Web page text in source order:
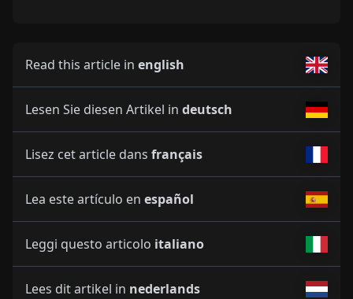
Read this article in english
Lesen Sie diesen Artikel in deutsch
Lisez cet article dans français
Lea este artículo en español
Leggi questo articolo italiano
Lees dit artikel in nederlands